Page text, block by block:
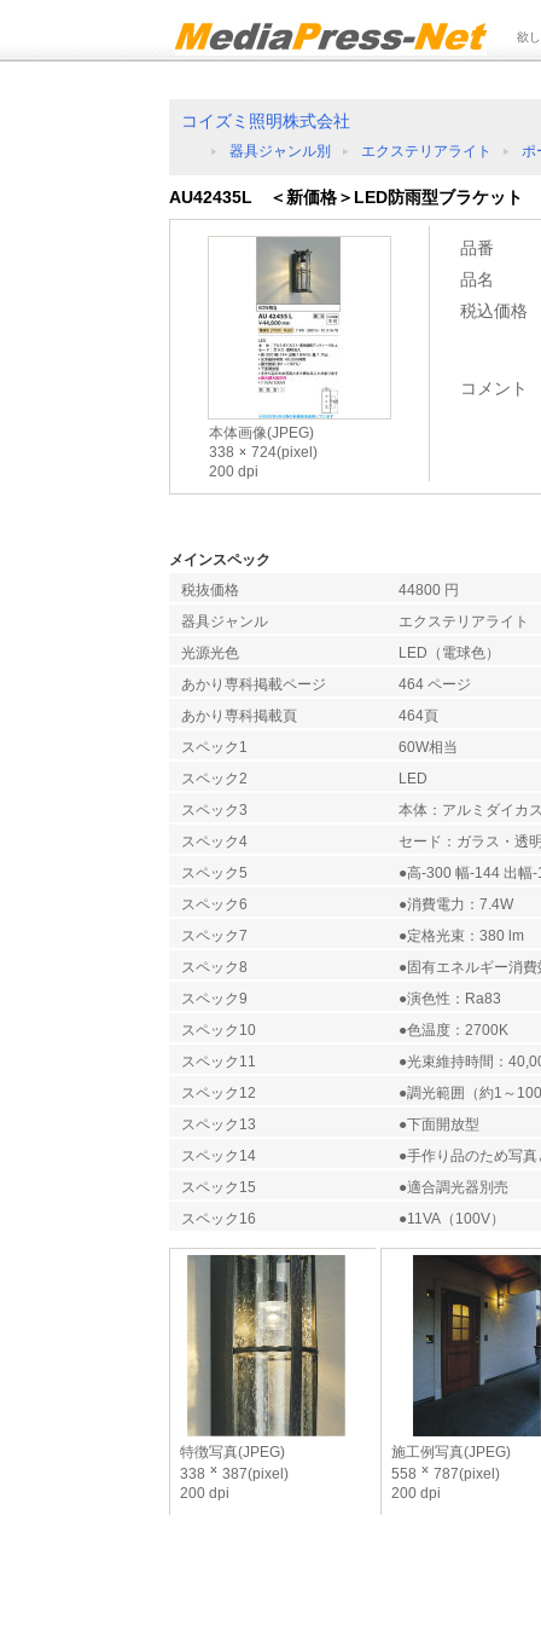
欲
コイズミ照明株式会社
器具ジャンル別 エクステリアライト ポ
AU42435L ＜新価格＞LED防雨型ブラケット
本体画像(JPEG)
338
724(pixel)
200 dpi
品番
品名
税込価格
コメント
メインスペック
税抜価格
44800 円
器具ジャンル
エクステリアライト
光源光色
LED（電球色）
あかり専科掲載ページ
464 ページ
あかり専科掲載頁
464頁
スペック1
60W相当
スペック2
LED
スペック3
本体：アルミダイカ
スペック4
セード：ガラス・透
スペック5
●高-300 幅-144 出幅
スペック6
●消費電力：7.4W
スペック7
●定格光束：380 lm
スペック8
●固有エネルギー消
スペック9
●演色性：Ra83
スペック10
●色温度：2700K
スペック11
●光束維持時間：
スペック12
●調光範囲（約1～
スペック13
●下面開放型
スペック14
●手作り品のため写
スペック15
●適合調光器別売
スペック16
●11VA（100V）
特徴写真(JPEG)
338
387(pixel)
200 dpi
施工例写真(JPEG)
558
787(pixel)
200 dpi